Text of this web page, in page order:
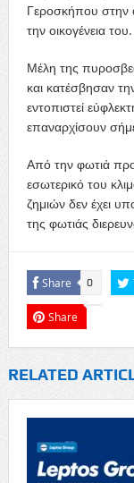
Γεροσκήπου στην
την οικογένεια του.
Μέλη της
και κατέσβησαν
εντοπιστεί
επαναρχίσουν
Από την φωτιά
εσωτερικό του
ζημιών δεν έχει
της φωτιάς
Share 0
Share
RELATED